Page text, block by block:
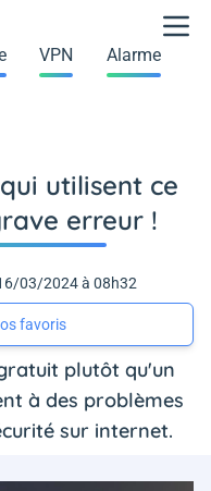
VPN Alarme
utilisent ce
erreur !
03/2024 à 08h32
favoris
plutôt qu'un
à des problèmes
sur internet.